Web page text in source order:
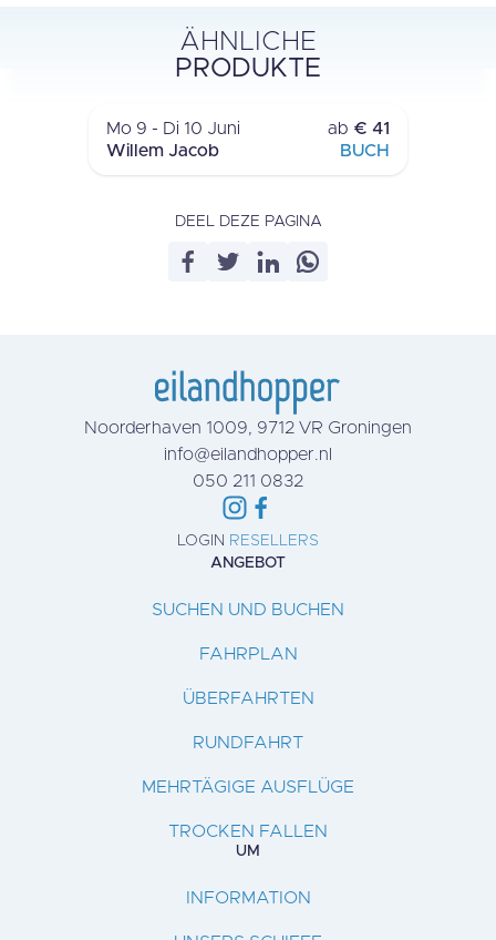
ÄHNLICHE
PRODUKTE
ÜBERNACHTUNG HAFEN
LAUWERSOOG
Mo 9 - Di 10 Juni ab € 41
Willem Jacob
BUCH
DEEL DEZE PAGINA
Noorderhaven 1009, 9712 VR Groningen
info@eilandhopper.nl
050 211 0832
LOGIN RESELLERS
ANGEBOT
SUCHEN UND BUCHEN
FAHRPLAN
ÜBERFAHRTEN
RUNDFAHRT
MEHRTÄGIGE AUSFLÜGE
TROCKEN FALLEN
UM
INFORMATION